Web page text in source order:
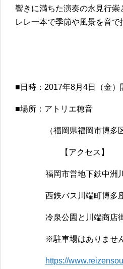
響きに満ちた演奏の永見行
レレ一本で季節や風景を音
■日時：2017年8月4日（金）
■場所：アトリエ穂音
（福岡県福岡市博
【アクセス】
福岡市営地下鉄中洲
西鉄バス川端町博多
冷泉公園と川端商店
※駐車場はありませ
https://